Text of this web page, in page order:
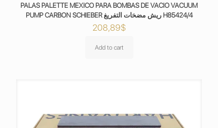
PALAS PALETTE MEXICO PARA BOMBAS DE VACIO VACUUM
PUMP CARBON SCHIEBER ريش مضخات التفريغ H85424/4
208,89$
Add to cart